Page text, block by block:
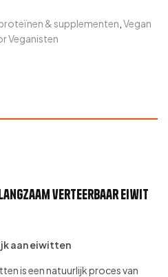
& supplementen Vegan
Veganisten
verteerbaar eiwit
aan eiwitten
is een natuurlijk proces van